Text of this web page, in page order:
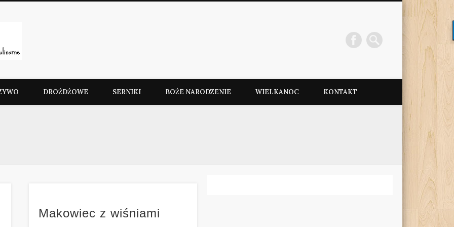
DROŻDŻOWE SERNIKI BOŻE NARODZENIE WIELKANOC KONTAKT
Makowiec z wiśniami